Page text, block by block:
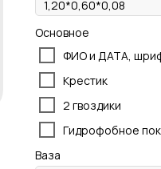
Основное
ФИО и ДАТА,
Крестик
2 гвоздики
Гидрофобное
Ваза